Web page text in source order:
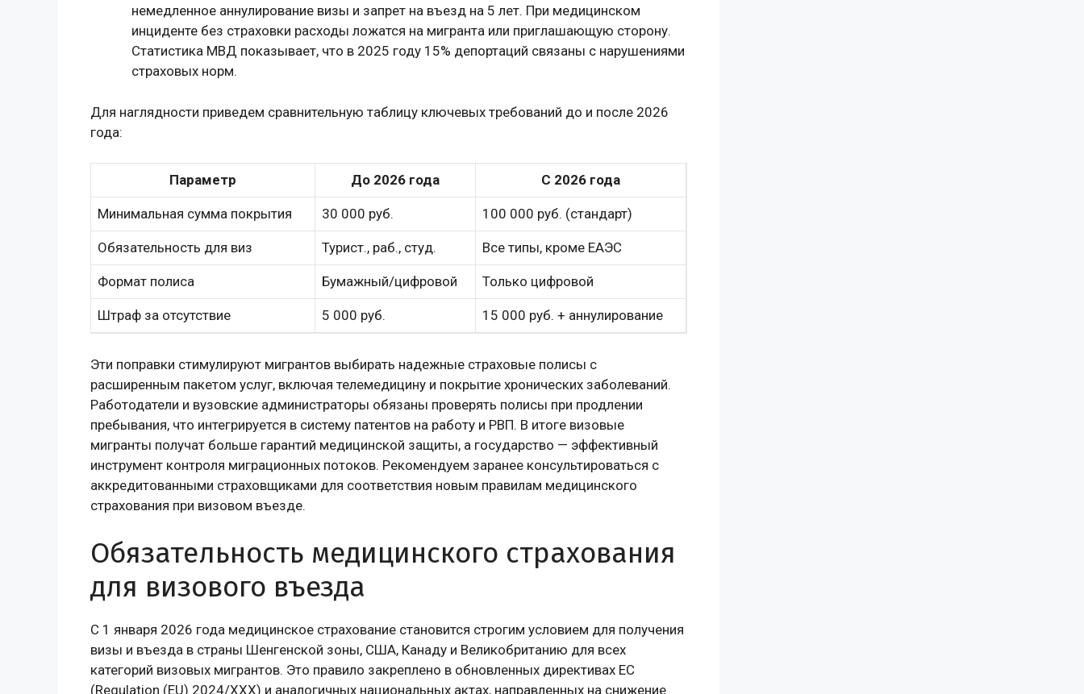
немедленное аннулирование визы и запрет на въезд на 5 лет. При медицинском
инциденте без страховки расходы ложатся на мигранта или приглашающую сторону.
Статистика МВД показывает, что в 2025 году 15% депортаций связаны с нарушениями
страховых норм.
Для наглядности приведем сравнительную таблицу ключевых требований до и после 2026
года:
Параметр До 2026 года С 2026 года
Минимальная сумма покрытия 30 000 руб. 100 000 руб. (стандарт)
Обязательность для виз Турист., раб., студ. Все типы, кроме ЕАЭС
Формат полиса Бумажный/цифровой Только цифровой
Штраф за отсутствие 5 000 руб. 15 000 руб. + аннулирование
Эти поправки стимулируют мигрантов выбирать надежные страховые полисы с
расширенным пакетом услуг, включая телемедицину и покрытие хронических заболеваний.
Работодатели и вузовские администраторы обязаны проверять полисы при продлении
пребывания, что интегрируется в систему патентов на работу и РВП. В итоге визовые
мигранты получат больше гарантий медицинской защиты, а государство — эффективный
инструмент контроля миграционных потоков. Рекомендуем заранее консультироваться с
аккредитованными страховщиками для соответствия новым правилам медицинского
страхования при визовом въезде.
Обязательность медицинского страхования
для визового въезда
С 1 января 2026 года медицинское страхование становится строгим условием для получения
визы и въезда в страны Шенгенской зоны, США, Канаду и Великобританию для всех
категорий визовых мигрантов. Это правило закреплено в обновленных директивах ЕС
(Regulation (EU) 2024/XXX) и аналогичных национальных актах, направленных на снижение